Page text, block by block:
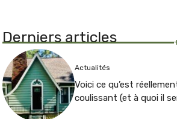
Derniers articles
Actualités
Voici ce qu’est
coulissant (et à quoi il